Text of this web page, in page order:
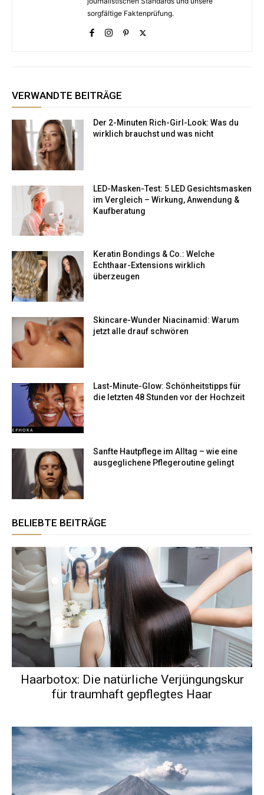
sorgfältige Faktenprüfung.
VERWANDTE BEITRÄGE
Der 2-Minuten Rich-Girl-Look: Was du
wirklich brauchst und was nicht
LED-Masken-Test: 5 LED Gesichtsmasken
im Vergleich – Wirkung, Anwendung &
Kaufberatung
Keratin Bondings & Co.: Welche
Echthaar-Extensions wirklich
überzeugen
Skincare-Wunder Niacinamid: Warum
jetzt alle drauf schwören
Last-Minute-Glow: Schönheitstipps für
die letzten 48 Stunden vor der Hochzeit
Sanfte Hautpflege im Alltag – wie eine
ausgeglichene Pflegeroutine gelingt
BELIEBTE BEITRÄGE
Haarbotox: Die natürliche Verjüngungskur
für traumhaft gepflegtes Haar